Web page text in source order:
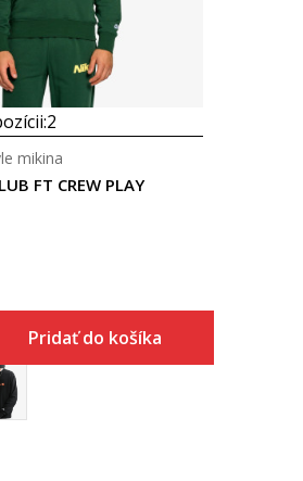
2
FT CREW PLAY
mikina
Pridať do košíka